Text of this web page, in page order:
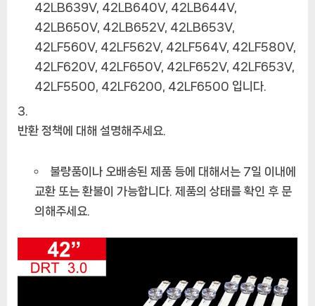
42LB639V, 42LB640V, 42LB644V,
42LB650V, 42LB652V, 42LB653V,
42LF560V, 42LF562V, 42LF564V, 42LF580V,
42LF620V, 42LF650V, 42LF652V, 42LF653V,
42LF5500, 42LF6200, 42LF6500 입니다.
반환 정책에 대해 설명해주세요.
불량품이나 오배송된 제품 등에 대해서는 7일 이내에
교환 또는 환불이 가능합니다. 제품의 상태를 확인 후 문
의해주세요.